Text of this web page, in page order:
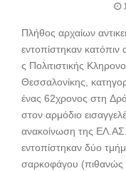
Πλήθος αρχαίων
εντοπίστηκαν κατόπιν
ς Πολιτιστικής
Θεσσαλονίκης,
ένας 62χρονος στη
στον αρμόδιο
ανακοίνωση της
εντοπίστηκαν δύο
σαρκοφάγου (πιθανώς